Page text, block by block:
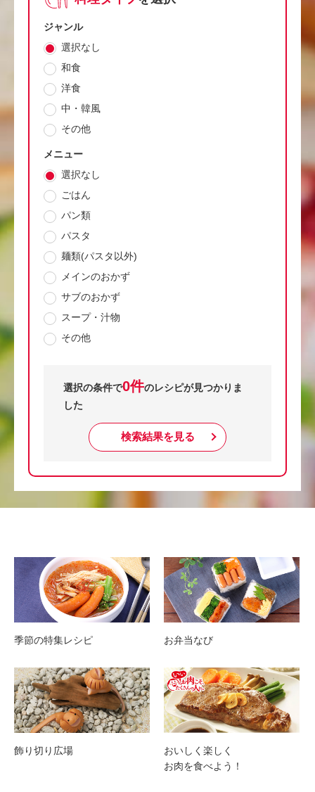
ジャンル
選択なし
和食
洋食
中・韓風
その他
メニュー
選択なし
ごはん
パン類
パスタ
麺類(パスタ以外)
メインのおかず
サブのおかず
スープ・汁物
その他
選択の条件で0件のレシピが見つかりま
した
検索結果を見る
季節の特集レシピ お弁当なび
飾り切り広場
おいしく楽しく
お肉を食べよう！